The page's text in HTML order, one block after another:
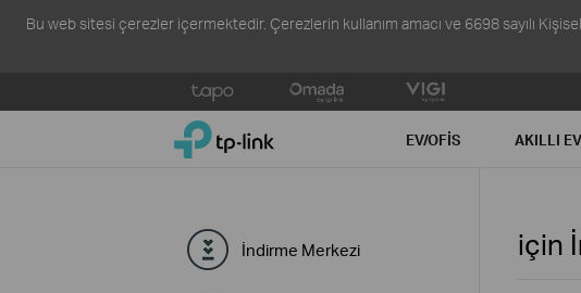
Bu web sitesi çerezler içermektedir. Çerezlerin kullanım amacı ve 6698 sayılı
to
TP-Link, Reliably Smart EV/OFIS AKILLI EV
İndirme Merkezi için